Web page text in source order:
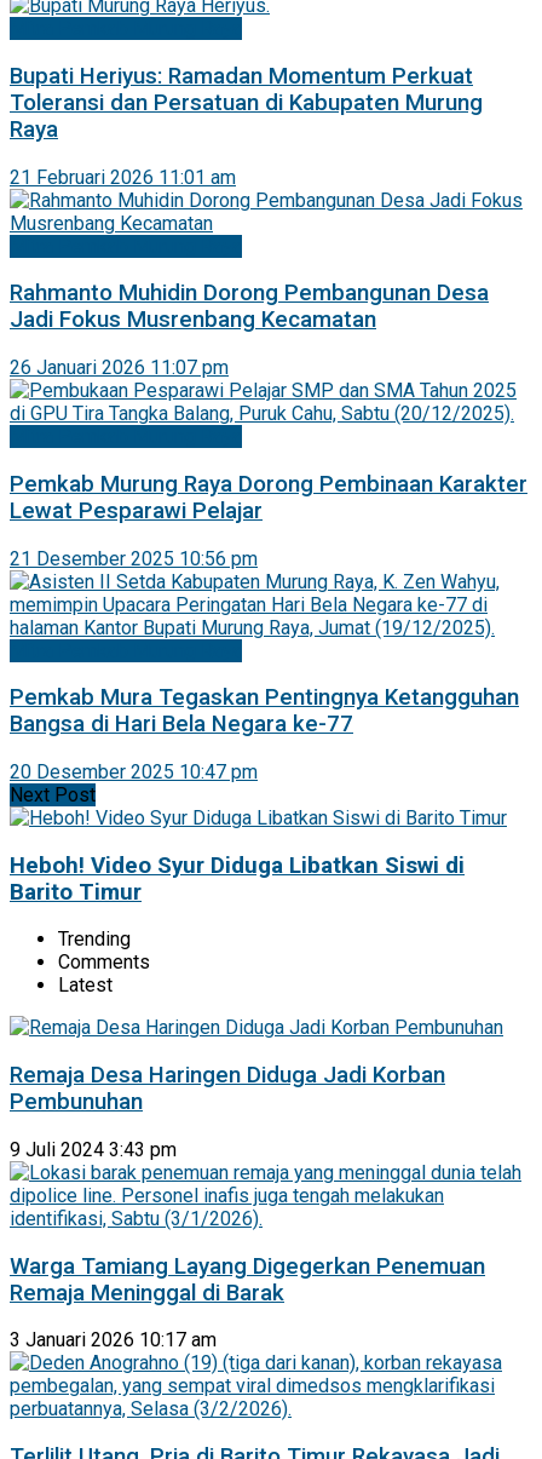
Bupati Heriyus: Ramadan Momentum Perkuat
Toleransi dan Persatuan di Kabupaten Murung
Raya
21 Februari 2026 11:01 am
Rahmanto Muhidin Dorong Pembangunan Desa
Jadi Fokus Musrenbang Kecamatan
26 Januari 2026 11:07 pm
Pemkab Murung Raya Dorong Pembinaan Karakter
Lewat Pesparawi Pelajar
21 Desember 2025 10:56 pm
Pemkab Mura Tegaskan Pentingnya Ketangguhan
Bangsa di Hari Bela Negara ke-77
20 Desember 2025 10:47 pm
Next Post
Heboh! Video Syur Diduga Libatkan Siswi di
Barito Timur
Trending
Comments
Latest
Remaja Desa Haringen Diduga Jadi Korban
Pembunuhan
9 Juli 2024 3:43 pm
Warga Tamiang Layang Digegerkan Penemuan
Remaja Meninggal di Barak
3 Januari 2026 10:17 am